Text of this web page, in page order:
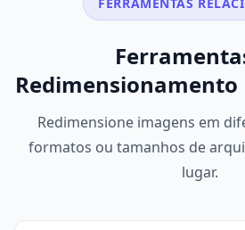
FERRAMENTAS
Redimensionamento
Redimensione imagens em
formatos ou tamanhos de
lugar.